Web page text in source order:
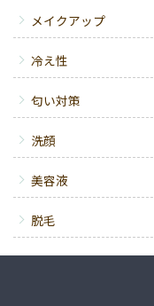
メイクアップ
冷え性
匂い対策
洗顔
美容液
脱毛